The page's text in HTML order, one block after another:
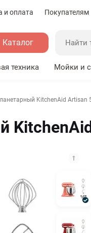
и оплата Покупателям
Каталог
техника Мойки и
KitchenAid Artisan